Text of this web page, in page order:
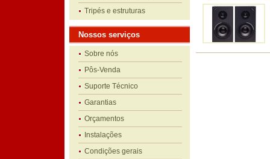
Tripés e estruturas
Nossos serviços
Sobre nós
Pôs-Venda
Suporte Técnico
Garantias
Orçamentos
Instalações
Condições gerais